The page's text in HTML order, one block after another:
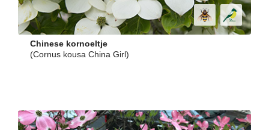
Chinese kornoeltje
(Cornus kousa China Girl)